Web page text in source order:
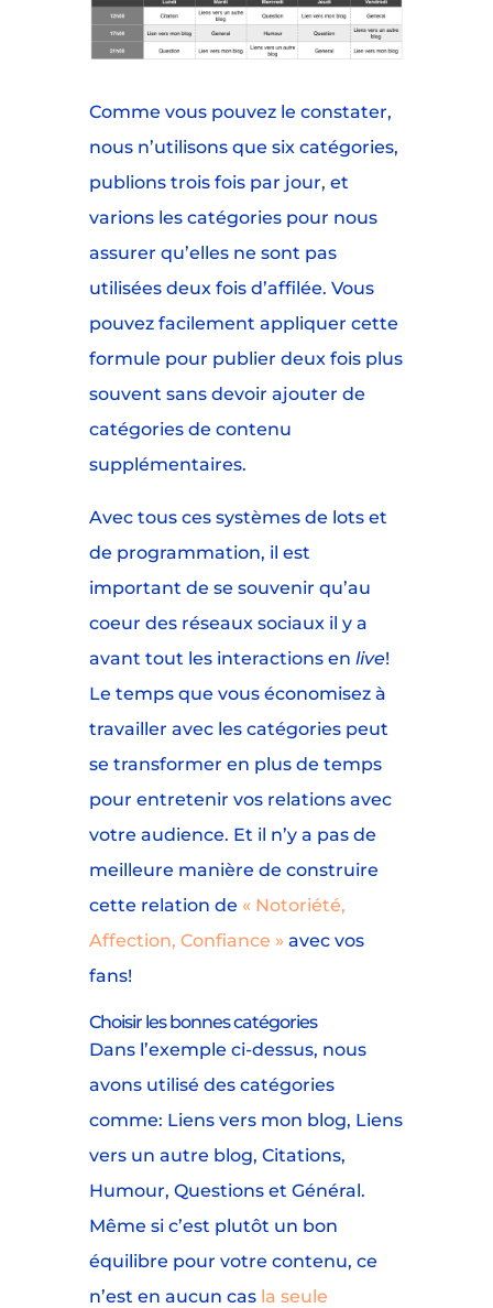
Comme vous pouvez le constater,
nous n’utilisons que six catégories,
publions trois fois par jour, et
varions les catégories pour nous
assurer qu’elles ne sont pas
utilisées deux fois d’affilée. Vous
pouvez facilement appliquer cette
formule pour publier deux fois plus
souvent sans devoir ajouter de
catégories de contenu
supplémentaires.
Avec tous ces systèmes de lots et
de programmation, il est
important de se souvenir qu’au
coeur des réseaux sociaux il y a
avant tout les interactions en live!
Le temps que vous économisez à
travailler avec les catégories peut
se transformer en plus de temps
pour entretenir vos relations avec
votre audience. Et il n’y a pas de
meilleure manière de construire
cette relation de « Notoriété,
Affection, Confiance » avec vos
fans!
Choisir les bonnes catégories
Dans l’exemple ci-dessus, nous
avons utilisé des catégories
comme: Liens vers mon blog, Liens
vers un autre blog, Citations,
Humour, Questions et Général.
Même si c’est plutôt un bon
équilibre pour votre contenu, ce
n’est en aucun cas la seule